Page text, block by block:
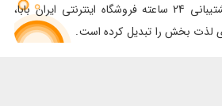
اکسپرس، اصالت کالا و پشتیبانی 24 ساعته فروشگاه اینترنتی ایران بابا،
لذت بخش را تبدیل کرده است.